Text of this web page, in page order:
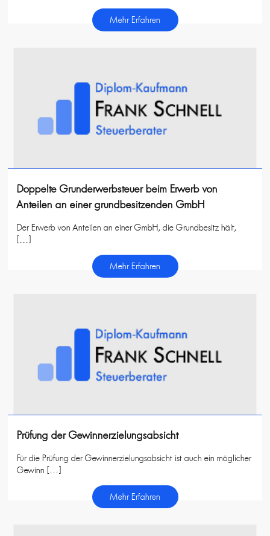
Mehr Erfahren
Doppelte Grunderwerbsteuer beim Erwerb von
Anteilen an einer grundbesitzenden GmbH
Der Erwerb von Anteilen an einer GmbH, die Grundbesitz hält,
[…]
Mehr Erfahren
Prüfung der Gewinnerzielungsabsicht
Für die Prüfung der Gewinnerzielungsabsicht ist auch ein möglicher
Gewinn […]
Mehr Erfahren